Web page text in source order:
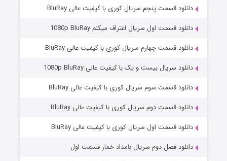
مردگان متحرک: شهر مرده ۳
قسمت۲ (زیرنویس) منتشر شد
دانلود قسمت پنجم سریال کوری با کیفیت عالی BluRay
دانلود قسمت اول سریال اعتراف میکنم 1080p BluRay
دانلود قسمت چهارم سریال کوری با کیفیت عالی BluRay
دانلود سریال بیست و یک با کیفیت عالی 1080p BluRay
دانلود قسمت سوم سریال کوری با کیفیت عالی BluRay
دانلود قسمت دوم سریال کوری با کیفیت عالی BluRay
دانلود قسمت اول سریال کوری با کیفیت عالی BluRay
دانلود فصل دوم سریال بامداد خمار قسمت اول